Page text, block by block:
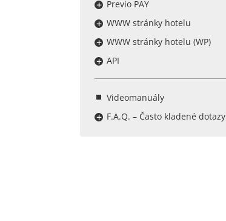
Previo PAY
WWW stránky hotelu
WWW stránky hotelu (WP)
API
Videomanuály
F.A.Q. – Často kladené dotazy